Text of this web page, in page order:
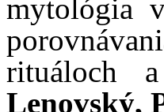
mytológia
rituáloch
Lenovský,